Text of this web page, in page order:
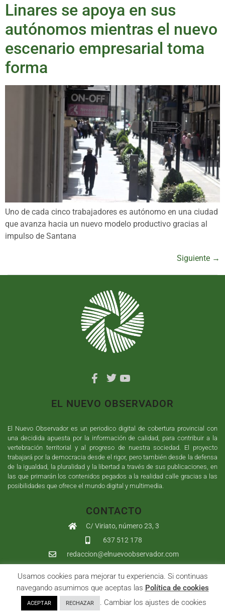
Linares se apoya en sus
autónomos mientras el nuevo
escenario empresarial toma
forma
Uno de cada cinco trabajadores es autónomo en una ciudad
que avanza hacia un nuevo modelo productivo gracias al
impulso de Santana
Siguiente →
EL NUEVO OBSERVADOR
El Nuevo Observador es un periodico digital de cobertura provincial con
una decidida apuesta por la información de calidad, para contribuir a la
vertebración territorial y al progreso de nuestra sociedad. El proyecto
trabajará por la democracia desde el rigor, pero también desde la defensa
de la igualdad, la pluralidad y la libertad a través de sus publicaciones, en
las que primarán los contenidos pegados a la realidad calle gracias a las
posibilidades que ofrece el mundo digital y multimedia.
CONTACTO
C/ Viriato, número 23, 3
637 512 178
redaccion@elnuevoobservador.com
Copyright ©2026 El Nuevo Observador | Sumurdigital Diseño web
yDesarrollo| All Rights Reserved |
Privacidad|Política de cookies|User
Usamos cookies para mejorar tu experiencia. Si continuas
navegando asumimos que aceptas las Política de cookies
ACEPTAR RECHAZAR . Cambiar los ajustes de cookies